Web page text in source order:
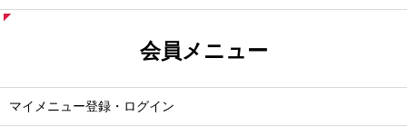
会員メニュー
マイメニュー登録・ログイン